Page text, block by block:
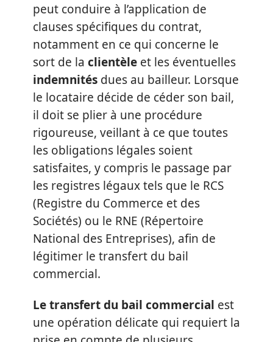
peut conduire à l’application de
clauses spécifiques du contrat,
notamment en ce qui concerne le
sort de la clientèle et les éventuelles
indemnités dues au bailleur. Lorsque
le locataire décide de céder son bail,
il doit se plier à une procédure
rigoureuse, veillant à ce que toutes
les obligations légales soient
satisfaites, y compris le passage par
les registres légaux tels que le RCS
(Registre du Commerce et des
Sociétés) ou le RNE (Répertoire
National des Entreprises), afin de
légitimer le transfert du bail
commercial.
Le transfert du bail commercial est
une opération délicate qui requiert la